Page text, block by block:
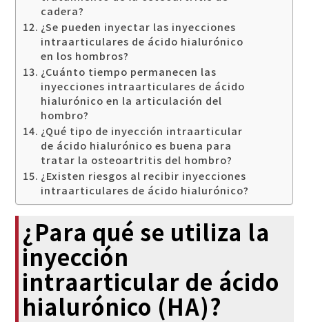
cadera?
¿Se pueden inyectar las inyecciones
intraarticulares de ácido hialurónico
en los hombros?
¿Cuánto tiempo permanecen las
inyecciones intraarticulares de ácido
hialurónico en la articulación del
hombro?
¿Qué tipo de inyección intraarticular
de ácido hialurónico es buena para
tratar la osteoartritis del hombro?
¿Existen riesgos al recibir inyecciones
intraarticulares de ácido hialurónico?
¿Para qué se utiliza la
inyección
intraarticular de ácido
hialurónico (HA)?